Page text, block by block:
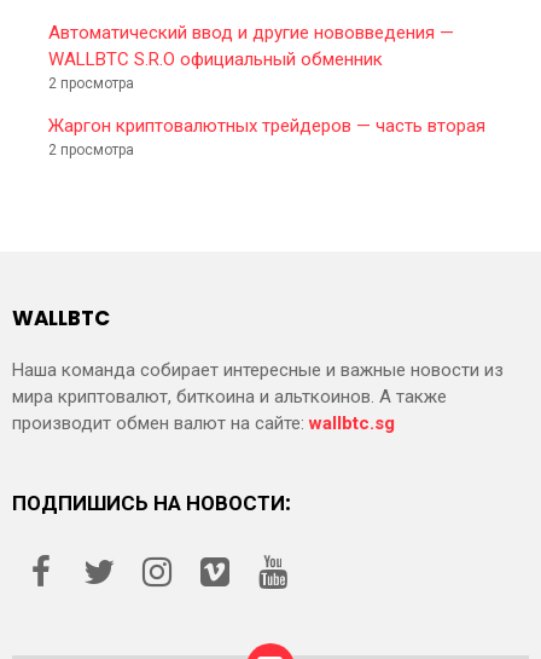
Автоматический ввод и другие нововведения —
WALLBTC S.R.O официальный обменник
2 просмотра
Жаргон криптовалютных трейдеров — часть вторая
2 просмотра
WALLBTC
Наша команда собирает интересные и важные новости из
мира криптовалют, биткоина и альткоинов. А также
производит обмен валют на сайте:wallbtc.sg
ПОДПИШИСЬ НА НОВОСТИ: